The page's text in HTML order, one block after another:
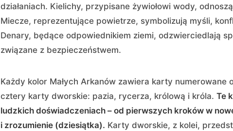
działaniach. Kielichy, przypisane żywiołowi wody,
Miecze, reprezentujące powietrze, symbolizują myśli,
Denary, będące odpowiednikiem ziemi, odzwierciedlają
związane z bezpieczeństwem.
Każdy kolor Małych Arkanów zawiera karty numerowane
cztery karty dworskie: pazia, rycerza, królową i króla. Te
ludzkich doświadczeniach – od pierwszych kroków w
i zrozumienie (dziesiątka). Karty dworskie, z kolei,